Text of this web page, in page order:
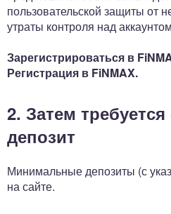
пользовательской защиты от
утраты контроля над
Зарегистрироваться в
Регистрация в FiNMAX.
2. Затем
депозит
Минимальные депозиты (с
на сайте.